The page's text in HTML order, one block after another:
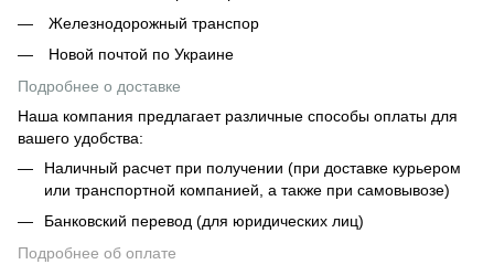
Железнодорожный транспор
Новой почтой по Украине
Подробнее о доставке
Наша компания предлагает различные способы оплаты для
вашего удобства:
Наличный расчет при получении (при доставке курьером
или транспортной компанией, а также при самовывозе)
Банковский перевод (для юридических лиц)
Подробнее об оплате